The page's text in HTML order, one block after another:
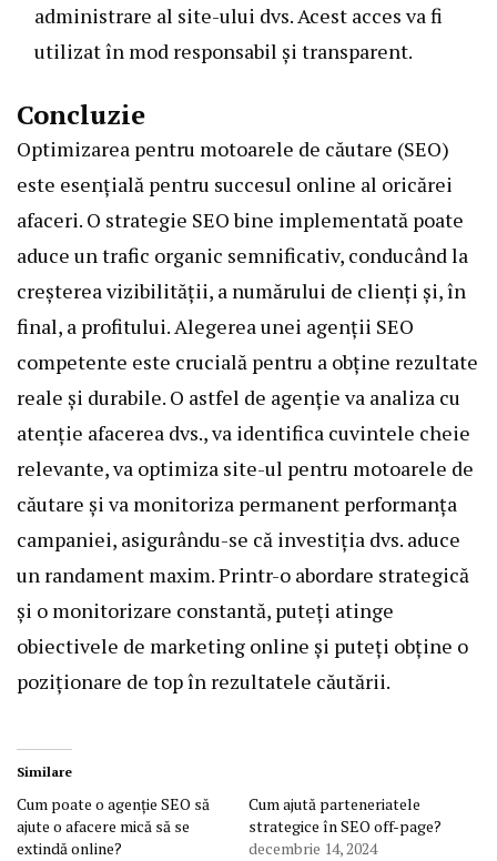
administrare al site-ului dvs. Acest acces va fi
utilizat în mod responsabil și transparent.
Concluzie
Optimizarea pentru motoarele de căutare (SEO)
este esențială pentru succesul online al oricărei
afaceri. O strategie SEO bine implementată poate
aduce un trafic organic semnificativ, conducând la
creșterea vizibilității, a numărului de clienți și, în
final, a profitului. Alegerea unei agenții SEO
competente este crucială pentru a obține rezultate
reale și durabile. O astfel de agenție va analiza cu
atenție afacerea dvs., va identifica cuvintele cheie
relevante, va optimiza site-ul pentru motoarele de
căutare și va monitoriza permanent performanța
campaniei, asigurându-se că investiția dvs. aduce
un randament maxim. Printr-o abordare strategică
și o monitorizare constantă, puteți atinge
obiectivele de marketing online și puteți obține o
poziționare de top în rezultatele căutării.
Similare
Cum poate o agenție SEO să
ajute o afacere mică să se
extindă online?
Cum ajută parteneriatele
strategice în SEO off-page?
decembrie 14, 2024